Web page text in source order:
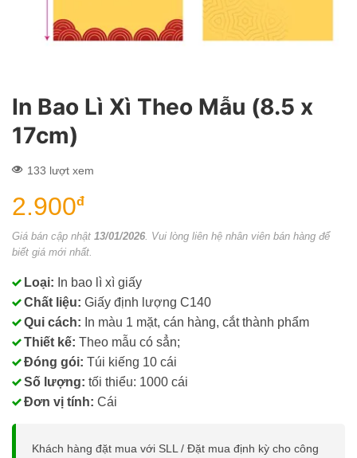
In Bao Lì Xì Theo Mẫu (8.5 x
17cm)
133 lượt xem
2.900đ
Giá bán cập nhật 13/01/2026 . Vui lòng liên hệ nhân viên bán hàng để
biết giá mới nhất.
Loại: In bao lì xì giấy
Chất liệu: Giấy định lượng C140
Qui cách: In màu 1 mặt, cán hàng, cắt thành phẩm
Thiết kế: Theo mẫu có sẳn;
Đóng gói: Túi kiếng 10 cái
Số lượng: tối thiểu: 1000 cái
Đơn vị tính: Cái
Khách hàng đặt mua với SLL / Đặt mua định kỳ cho công